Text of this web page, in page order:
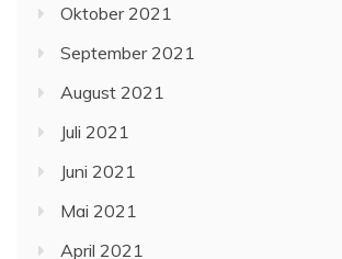
Oktober 2021
September 2021
August 2021
Juli 2021
Juni 2021
Mai 2021
April 2021